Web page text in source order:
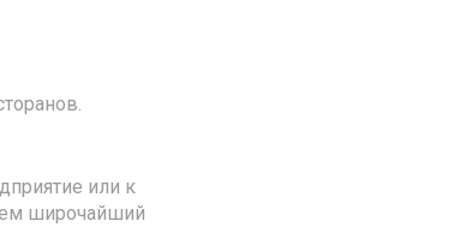
или к
широчайший